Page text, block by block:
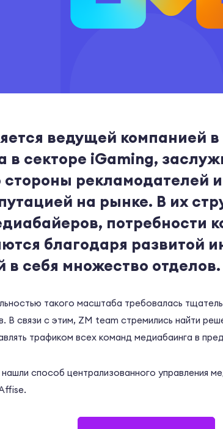
ведущей компанией в
в секторе iGaming,
стороны рекламодателей
на рынке. В их
потребности
благодаря развитой
себя множество отделов.
такого масштаба требовалась
В связи с этим, ZM team стремились найти
трафиком всех команд медиабаинга в
способ централизованного управления